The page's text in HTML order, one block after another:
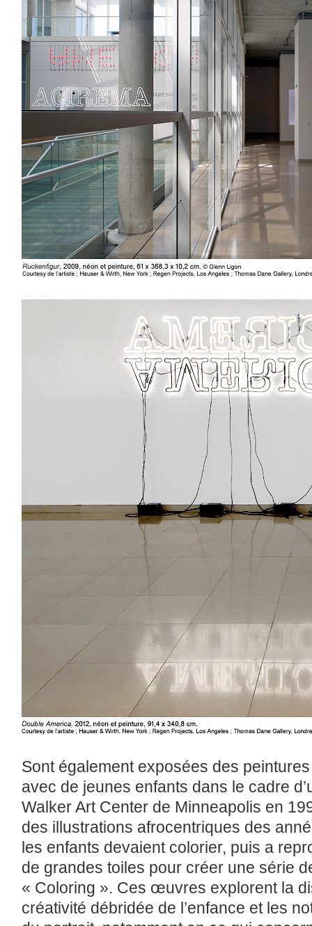
Sont également exposées des
avec de jeunes enfants dans le cadre
Walker Art Center de Minneapolis en
des illustrations afrocentriques des
les enfants devaient colorier, puis a
de grandes toiles pour créer une série
« Coloring ». Ces œuvres explorent la
créativité débridée de l’enfance et les